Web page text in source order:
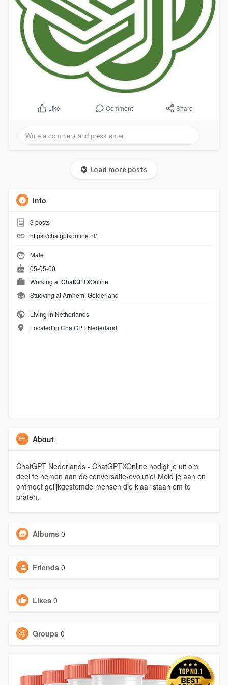
Like Comment Share
Load more posts
Info
3 posts
https://chatgptxonline.nl/
Male
05-05-00
Working atChatGPTXOnline
Studying at Arnhem, Gelderland
Living in Netherlands
Located in ChatGPT Nederland
About
ChatGPT Nederlands - ChatGPTXOnline nodigt je uit om
deel te nemen aan de conversatie-evolutie! Meld je aan en
ontmoet gelijkgestemde mensen die klaar staan om te
praten.
Albums 0
Friends 0
Likes 0
Groups 0